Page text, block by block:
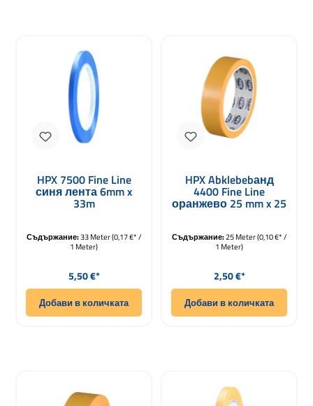
HPX 7500 Fine Line
синя лента 6mm x
33m
Съдържание:33 Meter(0,17 €* /
1 Meter)
Редовна цена:
5,50 €*
Добави в количката
HPX Abklebebанд
4400 Fine Line
оранжево 25 mm x 25
Съдържание:25 Meter(0,10 €* /
1 Meter)
Редовна цена:
2,50 €*
Добави в количката